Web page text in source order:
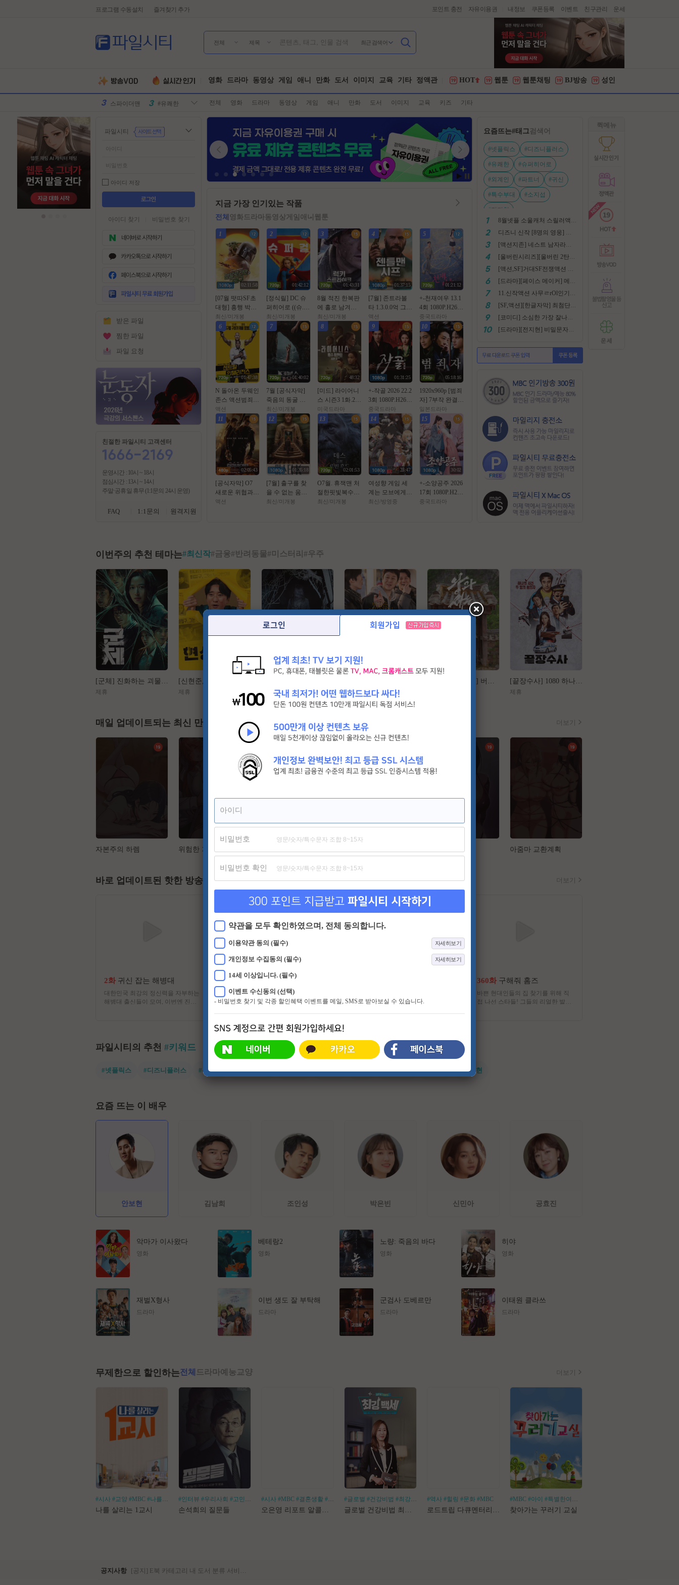
프로그램 수동설치 즐겨찾기 추가 포인트 충전 자유이용권 내정보 쿠폰등록 이벤트 친구관리 운세
퀵메뉴
전체 제목 최근 검색어
영화 드라마 동영상 게임 애니 만화 도서 이미지 교육 기타 정액관 HOT 웹툰 웹툰채팅 BJ방송 성인
러스
스파이더맨 #유쾌한
로
만달로리안 #외계인
동궁
다를입는다
디스클로저
데이
#소지섭
유부녀킬러 #전지현
군체 #넷플릭스
전체 영화 드라마 동영상 게임 애니 만화 도서 이미지 교육 키즈 기타
파일시티
아이디 저장
아이디 찾기 비밀번호 찾기
가
입
받은 파일
찜한 파일
파일 요청
친절한 파일시티 고객센터
운영시간 : 10시 ~ 18시
점심시간 : 13시 ~ 14시
주말·공휴일 휴무 (1:1문의 24시 운영)
FAQ 1:1문의 원격지원
지금 가장 인기있는 작품
전체 영화드라마동영상게임 애니 웹툰
1
02:11:58
[07월 떳따SF초
대형] 흥행 박스1
위 [초대형SF대
작영화] [스워즈]
1080공식자막
최신/미개봉
2
01:42:12
[정식릴] DC 슈
퍼히어로 ((슈.
퍼.걸)) 1080p 5.1
공식자막
최신/미개봉
3
01:43:31
8월 적진 한복판
에 홀로 남겨진
미군 병사 [ 럭키
스트라Ol크 ] 108
0p 5.1 완벽자막
최신/미개봉
4
01:37:15
[7월] 존트라볼
타 1.3.0.0억 그림
을 훔쳐라 [ 젠틀
맨 시프 ]완벽자
막
액션
5
01:21:12
+-천재여우 13.1
4회 1080P.H264.
AAC [번역기한
글자막첨부]
중국드라마
6
01:47:38
N 돌아온 두웨인
존스 액션범죄 [
쎈투럴 잉텔ㄹ1
전쑤 ] 공식자막
초고화질 FHD5.
1
액션
7
01:40:02
7월 [공식자막]
죽음의 동굴 목
숨 건 생존[ 데블
스 마우스 ]
최신/미개봉
8
48:32
[미드] 라이어니
스 시즌3 1화.202
6.1080p.한글자
막
미국드라마
9
01:31:25
+-작골 2026 22.2
3회 1080P.H264.
AAC [iQIYI정식
자체자막]
중국드라마
10
05:18:16
1920x960p [범죄
자] 7부작 완결
타카하시 잇세이
한글자막 2026년
일본드라마
11
02:05:43
[공식자막] O7
새로운 위협과
최강의미션 [ 떠
액션
12
01:35:18
[7월] 출구를 찾
을 수 없는 움직
이는 호텔 [ MR.
최신/미개봉
13
02:01:53
O7월. 휴잭맨 처
절한핏빛복수극
(( _ 로 빈 후 드 _
최신/미개봉
14
23:47
여성향 게임 세
계는 모브에게
가혹한 세계입니
최신/방영중
15
30:02
+-소양공주 2026
17회 1080P.H26
4.AAC [번역기
중국드라마
요즘뜨는#태그검색어
#넷플릭스 #디즈니플러스
#유쾌한 #슈퍼히어로
#외계인 #파트너 #귀신
#특수부대 #소지섭
#전지현
[울버린시리즈][울버린 2탄] 더 울버린 확장판 완벽자막
[SF,액션][한글자막] 최첨단 미래특수부대 초대박 안봄후회함~ 진짜잼있어요 스샷 꼭보세요 1080
이번주의 추천 테마는#최신작#금융#반려동물#미스터리 #우주
제휴 제휴 제휴 제휴 제휴
매일 업데이트되는 최신 만화 더보기
자본주의 하렘 아줌마 교환계획
바로 업데이트된 핫한 방송 더보기
2화 귀신 잡는 해병대
대한민국 최강의 정신력을 자부하는
해병대 출신들이 모여, 이번엔 진짜
여름 납량 오컬트 수색 버라이어티!
94화 이혼숙려캠프
인생을 새로고침하기 위한 부부들의
이야기 <이혼숙려캠프>
우자, 동료... 세 명의 '이야기꾼'이 스
360화 구해줘 홈즈
바쁜 현대인들의 집 찾기를 위해 직
접 나선 스타들! 그들의 리얼한 발품
파일시티의 추천 #키워드
#넷플릭스 #디즈니플러스 #유쾌한 #슈퍼히어로 #외계인 #파트너 #귀신 #특수부대 #소지섭 #전지현
요즘 뜨는 이 배우
안보현 김남희 조인성 박은빈 신민아 공효진
악마가 이사왔다
영화
베테랑2
영화
노량: 죽음의 바다
영화
히야
영화
재벌X형사
드라마
이번 생도 잘 부탁해
드라마
군검사 도베르만
드라마
이태원 클라쓰
드라마
무제한으로 할인하는전체 드라마예능 교양 더보기
#시사 #교양 #MBC #나를살리는
나를 살리는 1교시
#인터뷰 #우리사회 #고민거리 #분야별
손석희의 질문들
#시사 #MBC #결혼생활 #알코올중독 #글로벌 #건강비법 #최강백세 #김경화
#역사 #힐링 #문화 #MBC #MBC #아이 #특별한여행
찾아가는 꾸러기 교실
공지사항
[공지] 사이트 내 장기 콘텐츠 정리 작업 진행
로그인 회원가입
아이디
비밀번호
비밀번호 확인
300 포인트 지급받고 파일시티 시작하기
약관을 모두 확인하였으며, 전체 동의합니다.
이용약관 동의 (필수) 자세히보기
개인정보 수집동의 (필수) 자세히보기
14세 이상입니다. (필수)
이벤트 수신동의 (선택)
- 비밀번호 찾기 및 각종 할인혜택 이벤트를 메일, SMS로 받아보실 수 있습니다.